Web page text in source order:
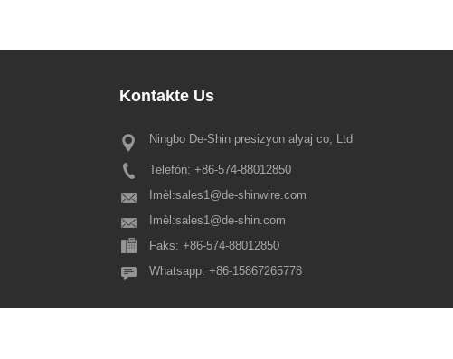
Kontakte Us
Ningbo De-Shin presizyon alyaj co, Ltd
Telefòn: +86-574-88012850
Imèl:sales1@de-shinwire.com
Imèl:sales1@de-shin.com
Faks: +86-574-88012850
Whatsapp: +86-15867265778
Avi Konje Festival Prentan 2022
Chè tout presye kliyan nou yo, Chinwa
tradisyonèl Spring Festival ap vini yon lòt fwa
Pwodiksyon + Jeni + QA: fr...